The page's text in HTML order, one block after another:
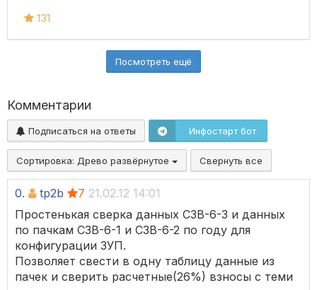
131
Посмотреть ещё
Комментарии
Подписаться на ответы Инфостарт бот
Сортировка: Древо развёрнутое Свернуть все
0. tp2b 7 21.02.12 14:01
Простенькая сверка данных СЗВ-6-3 и данных
по пачкам СЗВ-6-1 и СЗВ-6-2 по году для
конфигурации ЗУП.
Позволяет свести в одну таблицу данные из
пачек и сверить расчетные(26%) взносы с теми